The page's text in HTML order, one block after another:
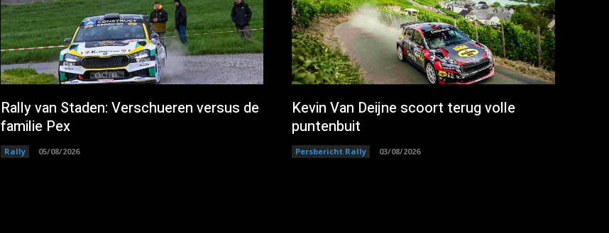
Rally van Staden: Verschueren versus de
familie Pex
Rally 05/08/2026
Kevin Van Deijne scoort terug volle
puntenbuit
Persbericht Rally 03/08/2026